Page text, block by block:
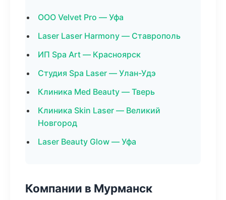
ООО Velvet Pro — Уфа
Laser Laser Harmony — Ставрополь
ИП Spa Art — Красноярск
Студия Spa Laser — Улан-Удэ
Клиника Med Beauty — Тверь
Клиника Skin Laser — Великий
Новгород
Laser Beauty Glow — Уфа
Компании в Мурманск